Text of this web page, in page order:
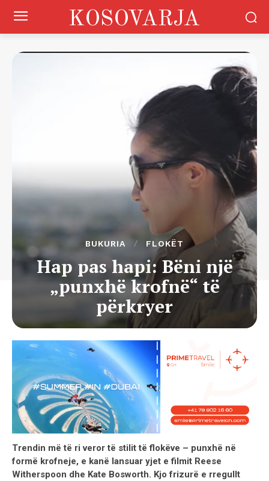
KOSOVARJA
BUKURIA FLOKËT
Hap pas hapi: Bëni një
„punxhë krofnë“ të
përkryer
Trendin më të ri veror të stilit të flokëve – punxhë në
formë krofneje, e kanë lansuar yjet e filmit Reese
Witherspoon dhe Kate Bosworth. Kjo frizurë e rregullt